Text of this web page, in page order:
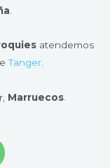
atendemos
Tanger
Marruecos